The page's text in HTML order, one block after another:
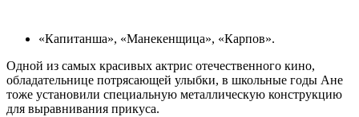
«Капитанша», «Манекенщица», «Карпов».
Одной из самых красивых актрис отечественного кино,
обладательнице потрясающей улыбки, в школьные годы Ане
тоже установили специальную металлическую конструкцию
для выравнивания прикуса.